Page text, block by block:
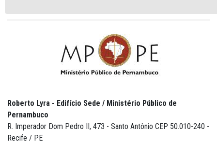
Roberto Lyra - Edifício Sede / Ministério Público de
Pernambuco
R. Imperador Dom Pedro II, 473 - Santo Antônio CEP 50.010-240 -
Recife / PE